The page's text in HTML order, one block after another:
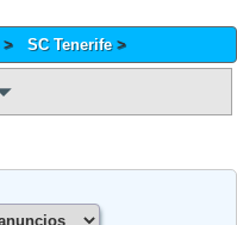
SC Tenerife